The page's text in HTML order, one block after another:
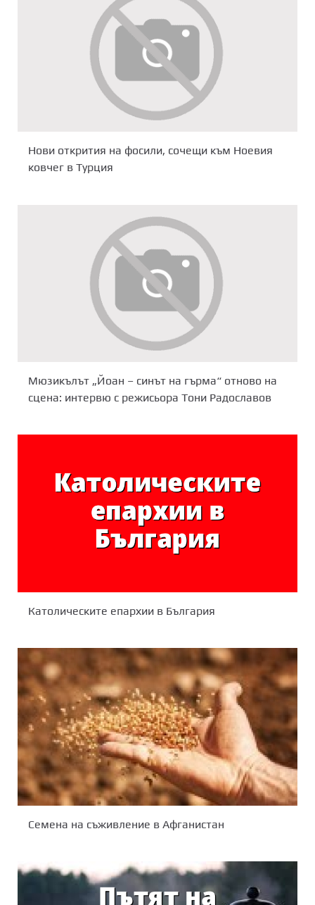
Нови oткрития на фосили, сочещи към Ноевия
ковчег в Турция
Мюзикълът „Йоан – синът на гърма“ отново на
сцена: интервю с режисьора Тони Радославов
Католическите епархии в България
Семена на съживление в Афганистан